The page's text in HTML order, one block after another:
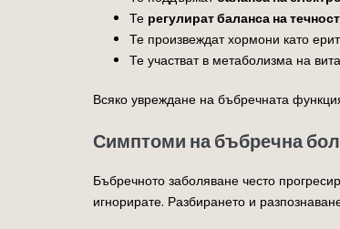
Те регулират баланса на
Те произвеждат хормони като
Те участват в метаболизма на
Всяко увреждане на бъбречната
Симптоми на бъбречна
Бъбречното заболяване често
игнорирате. Разбирането и